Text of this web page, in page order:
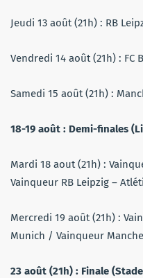
Jeudi 13 août (21h) : RB
Vendredi 14 août (21h) : FC
Samedi 15 août (21h) :
18-19 août : Demi-finales
Mardi 18 aout (21h) :
Vainqueur RB Leipzig –
Mercredi 19 août (21h) :
Munich / Vainqueur
23 août (21h) : Finale